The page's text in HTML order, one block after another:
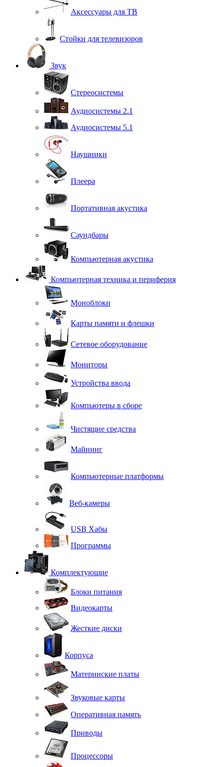
Аксессуары для ТВ
Стойки для телевизоров
Звук
Стереосистемы
Аудиосистемы 2.1
Аудиосистемы 5.1
Наушники
Плеера
Портативная акустика
Саундбары
Компьютерная акустика
Компьютерная техника и периферия
Моноблоки
Карты памяти и флешки
Сетевое оборудование
Мониторы
Устройства ввода
Компьютеры в сборе
Чистящие средства
Майнинг
Компьютерные платформы
Веб-камеры
USB Хабы
Программы
Комплектующие
Блоки питания
Видеокарты
Жесткие диски
Корпуса
Материнские платы
Звуковые карты
Оперативная память
Приводы
Процессоры